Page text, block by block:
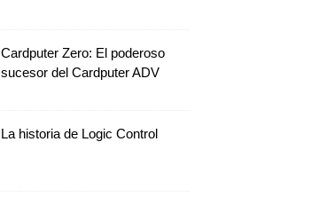
Cardputer Zero: El poderoso
sucesor del Cardputer ADV
La historia de Logic Control